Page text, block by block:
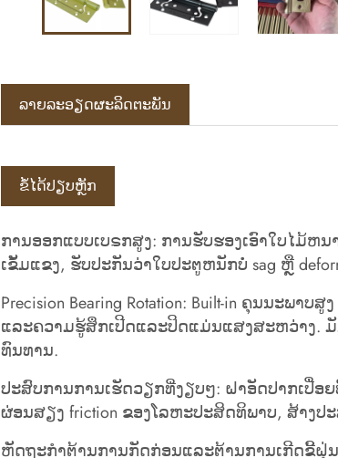
ລາຍ​ລະ​ອຽດ​ຜະ​ລິດ​ຕະ​ພັນ
ຂໍ້ໄດ້ປຽບຫຼັກ
ການອອກແບບເບຣກສູງ: ການຮັບຮອງເອົາໃບໄມ້ຫ
ເຂັ້ມແຂງ, ຮັບປະກັນວ່າໃບປະຕູຫນັກບໍ່ sag ຫຼື
Precision Bearing Rotation: Built-in ຄຸນ​ນະ​ພາ
ແລະ​ຄວາມ​ຮູ້​ສຶກ​ເປີດ​ແລະ​ປິດ​ແມ່ນ​ແສງ​ສະ​ຫວ່າງ​.
ທົນທານ.
ປະສົບການການເຮັດວຽກທີ່ງຽບໆ: ຝາອັດປາກເປື່ອ
ຜ່ອນສຽງ friction ຂອງໂລຫະປະສິດທິພາບ, ສ້າງ
ຫັດຖະກໍາຕ້ານການກັດກ່ອນແລະຕ້ານການເກີດຂີ້